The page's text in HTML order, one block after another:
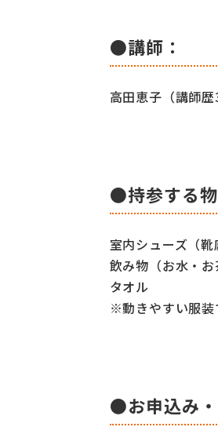
●講師：
高田恵子（講師歴
●持参する物
室内シューズ（靴
飲み物（お水・お
タオル
※動きやすい服装
●お申込み・